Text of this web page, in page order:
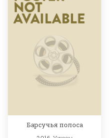
Барсучья полоса